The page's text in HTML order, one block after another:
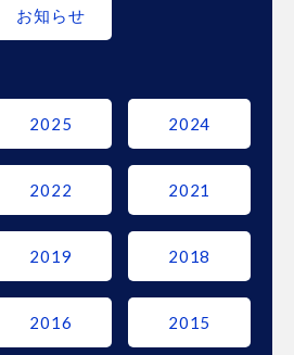
お知らせ
2025 2024
2022 2021
2019 2018
2016 2015